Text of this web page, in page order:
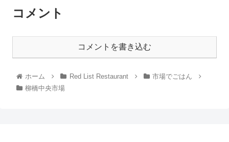
コメント
コメントを書き込む
ホーム Red List Restaurant
市場でごはん
柳橋中央市場